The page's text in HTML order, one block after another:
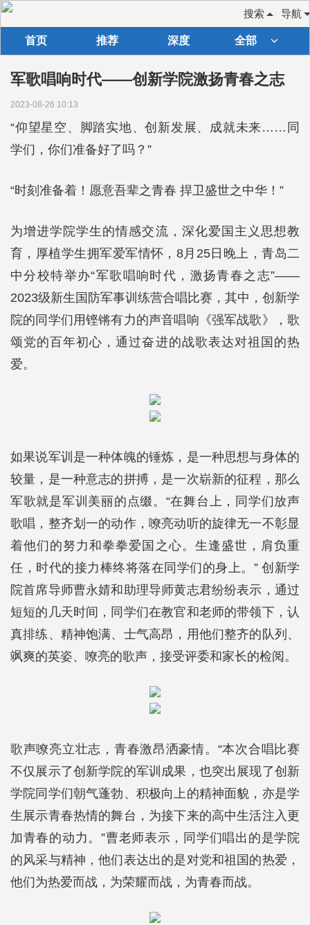
导航
搜索
首页 推荐 深度 全部
军歌唱响时代——创新学院激扬青春之志
2023-08-26 10:13
“仰望星空、脚踏实地、创新发展、成就未来……同
学们，你们准备好了吗？”
“时刻准备着！愿意吾辈之青春 捍卫盛世之中华！”
为增进学院学生的情感交流，深化爱国主义思想教
育，厚植学生拥军爱军情怀，8月25日晚上，青岛二
中分校特举办“军歌唱响时代，激扬青春之志”——
2023级新生国防军事训练营合唱比赛，其中，创新学
院的同学们用铿锵有力的声音唱响《强军战歌》，歌
颂党的百年初心，通过奋进的战歌表达对祖国的热
爱。
如果说军训是一种体魄的锤炼，是一种思想与身体的
较量，是一种意志的拼搏，是一次崭新的征程，那么
军歌就是军训美丽的点缀。“在舞台上，同学们放声
歌唱，整齐划一的动作，嘹亮动听的旋律无一不彰显
着他们的努力和拳拳爱国之心。生逢盛世，肩负重
任，时代的接力棒终将落在同学们的身上。” 创新学
院首席导师曹永婧和助理导师黄志君纷纷表示，通过
短短的几天时间，同学们在教官和老师的带领下，认
真排练、精神饱满、士气高昂，用他们整齐的队列、
飒爽的英姿、嘹亮的歌声，接受评委和家长的检阅。
歌声嘹亮立壮志，青春激昂洒豪情。“本次合唱比赛
不仅展示了创新学院的军训成果，也突出展现了创新
学院同学们朝气蓬勃、积极向上的精神面貌，亦是学
生展示青春热情的舞台，为接下来的高中生活注入更
加青春的动力。”曹老师表示，同学们唱出的是学院
的风采与精神，他们表达出的是对党和祖国的热爱，
他们为热爱而战，为荣耀而战，为青春而战。